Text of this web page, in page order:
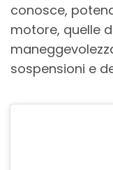
conosce,
motore, quelle
sospensioni e